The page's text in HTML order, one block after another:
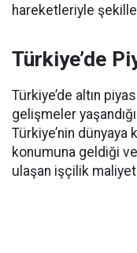
hareketleriyle
Türkiye’de
Türkiye’de altın
gelişmeler
Türkiye’nin dünyaya
konumuna geldiği
ulaşan işçilik